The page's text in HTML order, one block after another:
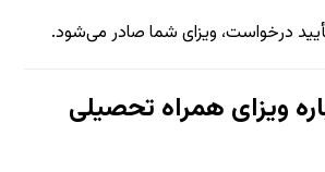
درخواست، ویزای شما صادر می‌شود.
ویزای همراه تحصیلی